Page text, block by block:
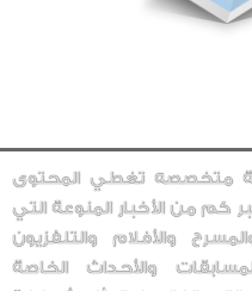
متخصصه تغطي المحتوى
كم من الأخبار المنوعة التي
والأفلام والتلفزيون
والأحداث الخاصة